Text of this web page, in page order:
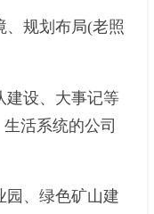
、规划布局(老照
建设、大事记等
活系统的公司
园、绿色矿山建